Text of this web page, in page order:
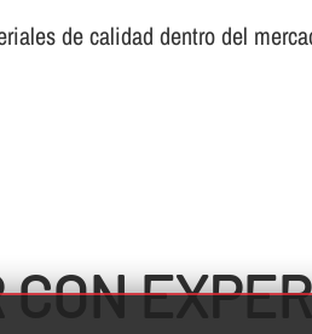
de calidad dentro del
CON